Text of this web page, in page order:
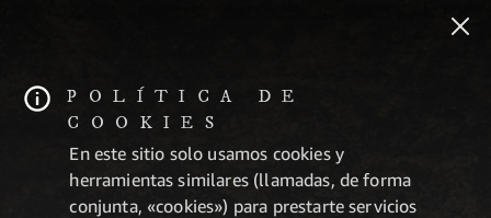
POLÍTICA DE
COOKIES
En este sitio solo usamos cookies y
herramientas similares (llamadas, de forma
conjunta, «cookies») para prestarte servicios